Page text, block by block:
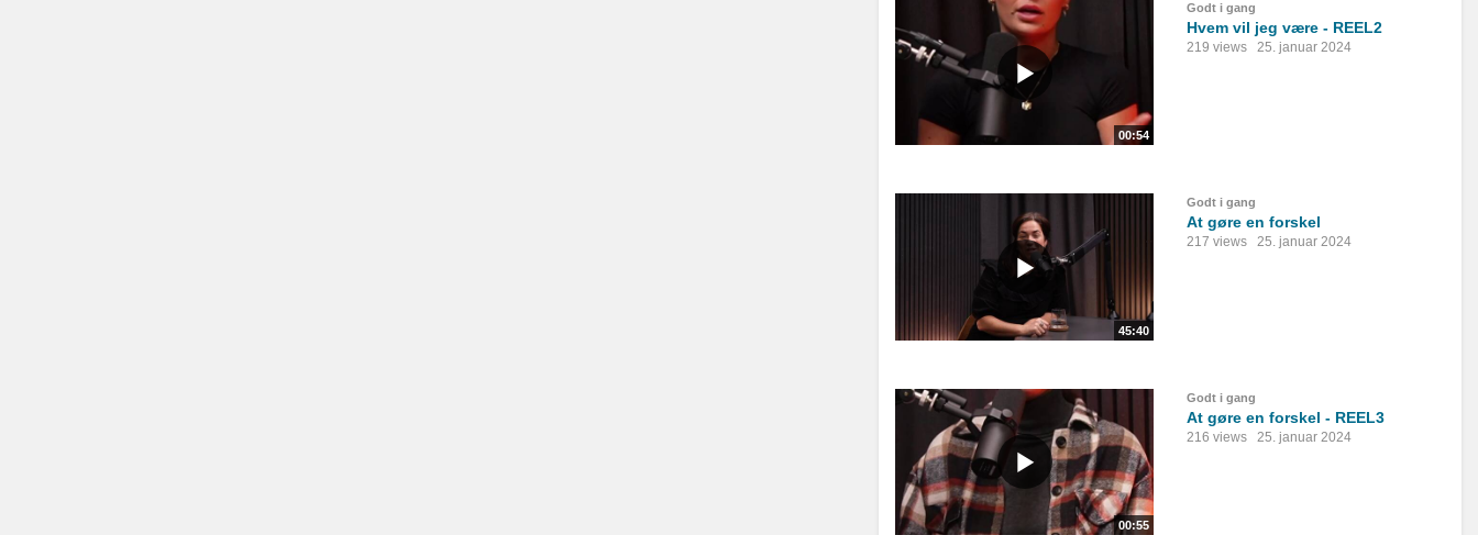
00:54
Godt i gang
Hvem vil jeg være - REEL2
219 views 25. januar 2024
45:40
Godt i gang
At gøre en forskel
217 views 25. januar 2024
00:55
Godt i gang
At gøre en forskel - REEL3
216 views 25. januar 2024